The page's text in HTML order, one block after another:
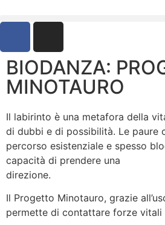
BIODANZA:
MINOTAURO
Il labirinto è una metafora della
di dubbi e di possibilità. Le paure
percorso esistenziale e spesso
capacità di prendere una
direzione.
Il Progetto Minotauro, grazie
permette di contattare forze vitali